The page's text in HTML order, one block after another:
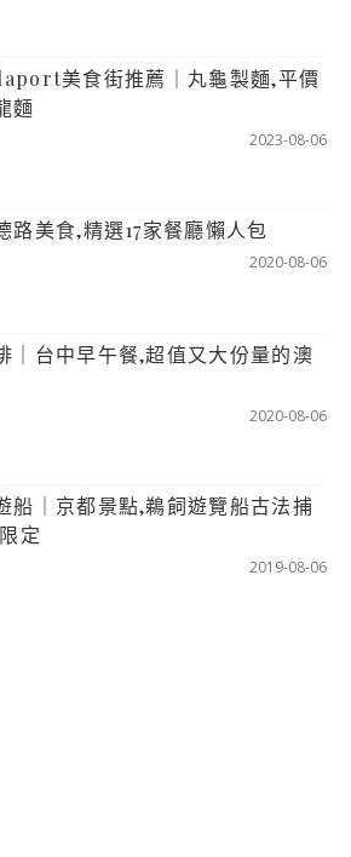
美食街推薦｜丸龜製麵,平價
麵
2023-08-06
路美食,精選17家餐廳懶人包
2020-08-06
｜台中早午餐,超值又大份量的澳
2020-08-06
船｜京都景點,鵜飼遊覽船古法捕
定
2019-08-06